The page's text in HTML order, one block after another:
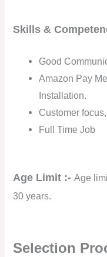
Skills &
Good
Amazon Pay
Installation.
Customer
Full Time Job
Age Limit :-Age
30 years.
Selection